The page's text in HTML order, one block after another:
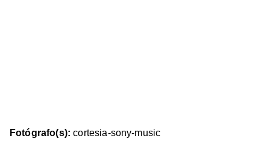
Fotógrafo(s):cortesia-sony-music